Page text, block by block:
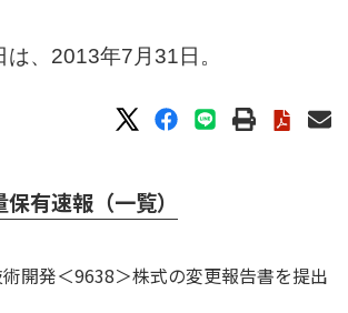
、2013年7月31日。
有速報（一覧）
開発＜9638＞株式の変更報告書を提出